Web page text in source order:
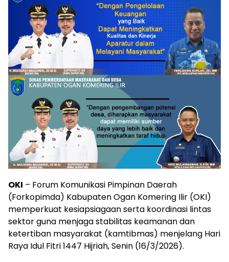
OKI – Forum Komunikasi Pimpinan Daerah
(Forkopimda) Kabupaten Ogan Komering Ilir (OKI)
memperkuat kesiapsiagaan serta koordinasi lintas
sektor guna menjaga stabilitas keamanan dan
ketertiban masyarakat (kamtibmas) menjelang Hari
Raya Idul Fitri 1447 Hijriah, Senin (16/3/2026).